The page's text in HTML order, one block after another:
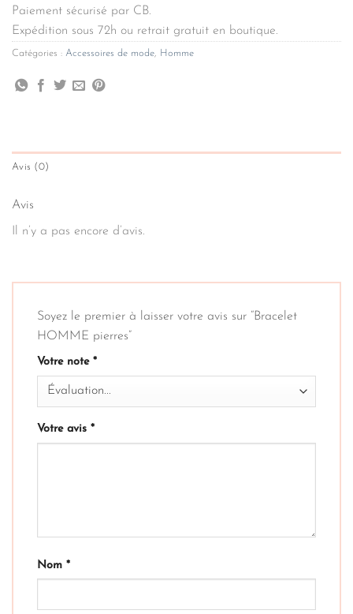
Paiement sécurisé par CB.
Expédition sous 72h ou retrait gratuit en boutique.
Catégories : Accessoires de mode, Homme
Avis (0)
Avis
Il n’y a pas encore d’avis.
Soyez le premier à laisser votre avis sur “Bracelet
HOMME pierres”
Votre note *
Votre avis *
Nom *